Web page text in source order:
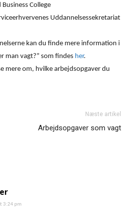
College
Uddannelsessekretariat
kan du finde mere information i
man vagt?” som findes her.
mere om, hvilke arbejdsopgaver du
Næste artikel
Arbejdsopgaver som vagt
3:24 pm